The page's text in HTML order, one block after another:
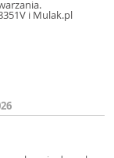
i Mulak.pl